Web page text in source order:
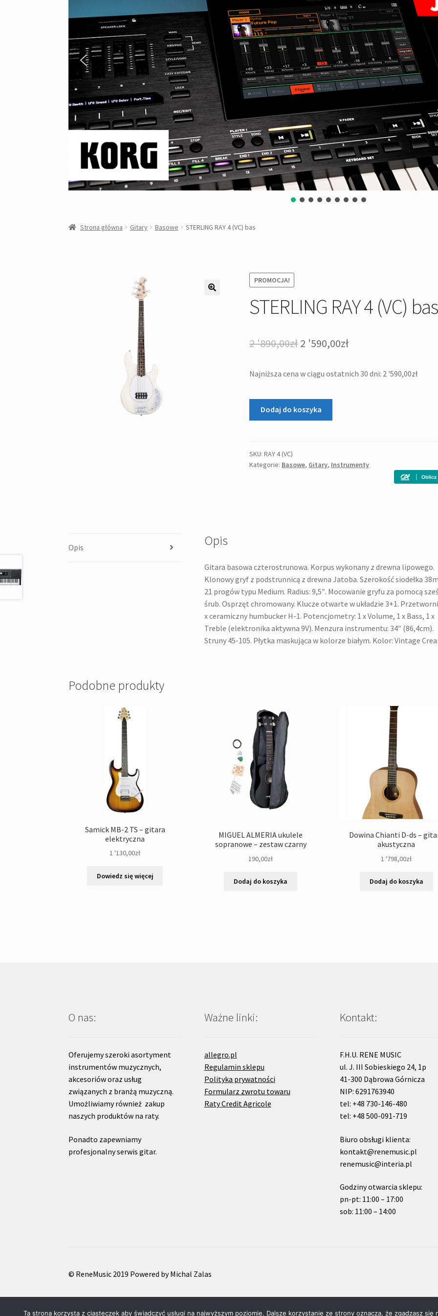
Strona główna Gitary Basowe STERLING RAY 4 (VC) bas
PROMOCJA!
STERLING RAY 4 (VC) bas
2 '890,00zł Pierwotna
wynosiła:
2
'890,00zł.
2 '590,00złAktualna
wynosi:
Najniższa cena w ciągu ostatnich 30 dni: 2 '590,00zł
STERLING
(VC)
bas
Dodaj do koszyka
SKU:RAY 4 (VC)
Kategorie: Basowe, Gitary, Instrumenty
Opis Opis
Gitara basowa czterostrunowa. Korpus wykonany z drewna lipowego.
Klonowy gryf z podstrunnicą z drewna Jatoba. Szerokość siodełka
21 progów typu Medium. Radius: 9,5″. Mocowanie gryfu za pomocą
śrub. Osprzęt chromowany. Klucze otwarte w układzie 3+1.
x ceramiczny humbucker H-1. Potencjometry: 1 x Volume, 1 x Bass, 1 x
Treble (elektronika aktywna 9V). Menzura instrumentu: 34″ (86,4cm).
Struny 45-105. Płytka maskująca w kolorze białym. Kolor: Vintage
Podobne produkty
Samick MB-2 TS – gitara
elektryczna
1 '130,00zł
Dowiedz się więcej
MIGUEL ALMERIA ukulele
sopranowe – zestaw czarny
190,00zł
Dodaj do koszyka
Dowina Chianti D-ds –
akustyczna
1 '798,00zł
Dodaj do koszyka
O nas:
Oferujemy szeroki asortyment
instrumentów muzycznych,
akcesoriów oraz usług
związanych z branżą muzyczną.
Umożliwiamy również zakup
naszych produktów na raty.
Ponadto zapewniamy
profesjonalny serwis gitar.
Ważne linki:
allegro.pl
Regulamin sklepu
Polityka prywatności
Formularz zwrotu towaru
Raty Credit Agricole
Kontakt:
F.H.U. RENE MUSIC
ul. J. III Sobieskiego 24, 1p
41-300 Dąbrowa Górnicza
NIP: 6291763940
tel: +48 730-146-480
tel: +48 500-091-719
Biuro obsługi klienta:
kontakt@renemusic.pl
renemusic@interia.pl
Godziny otwarcia sklepu:
pn-pt: 11:00 – 17:00
sob: 11:00 – 14:00
© ReneMusic 2019 Powered by Michal Zalas
Ta strona korzysta z ciasteczek aby świadczyć usługi na najwyższym poziomie. Dalsze korzystanie ze strony oznacza, że zgadzasz się